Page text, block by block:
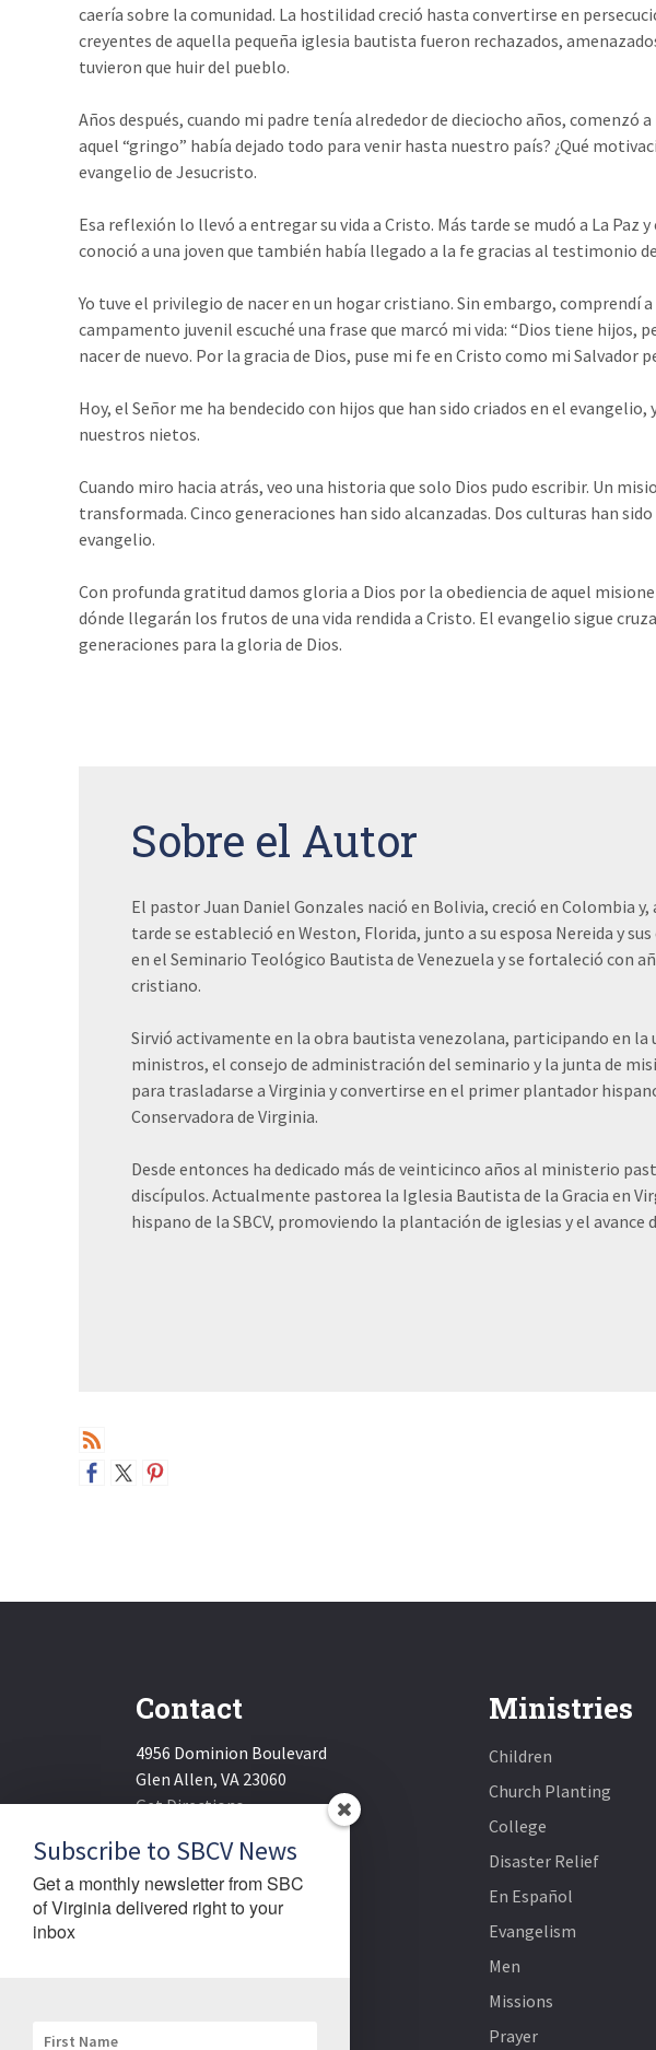
caería sobre la comunidad. La hostilidad creció hasta convertirse en
creyentes de aquella pequeña iglesia bautista fueron rechazados,
tuvieron que huir del pueblo.
Años después, cuando mi padre tenía alrededor de dieciocho años, comenzó
aquel “gringo” había dejado todo para venir hasta nuestro país? ¿Qué
evangelio de Jesucristo.
Esa reflexión lo llevó a entregar su vida a Cristo. Más tarde se mudó a La
conoció a una joven que también había llegado a la fe gracias al testimonio
Yo tuve el privilegio de nacer en un hogar cristiano. Sin embargo, comprendí
campamento juvenil escuché una frase que marcó mi vida: “Dios tiene hijos,
nacer de nuevo. Por la gracia de Dios, puse mi fe en Cristo como mi Salvador
Hoy, el Señor me ha bendecido con hijos que han sido criados en el
nuestros nietos.
Cuando miro hacia atrás, veo una historia que solo Dios pudo escribir. Un
transformada. Cinco generaciones han sido alcanzadas. Dos culturas han
evangelio.
Con profunda gratitud damos gloria a Dios por la obediencia de aquel
dónde llegarán los frutos de una vida rendida a Cristo. El evangelio sigue
generaciones para la gloria de Dios.
Sobre el Autor
El pastor Juan Daniel Gonzales nació en Bolivia, creció en Colombia
tarde se estableció en Weston, Florida, junto a su esposa Nereida y
en el Seminario Teológico Bautista de Venezuela y se fortaleció con
cristiano.
Sirvió activamente en la obra bautista venezolana, participando en la
ministros, el consejo de administración del seminario y la junta de
para trasladarse a Virginia y convertirse en el primer plantador
Conservadora de Virginia.
Desde entonces ha dedicado más de veinticinco años al ministerio
discípulos. Actualmente pastorea la Iglesia Bautista de la Gracia en
hispano de la SBCV, promoviendo la plantación de iglesias y el avance
Contact
4956 Dominion Boulevard
Glen Allen, VA 23060
Get Directions
Email:sbcv@sbcv.org
Phone: (804) 270-1848
Fax:(804) 270-1834
Ministries
Children
Church Planting
College
Disaster Relief
En Español
Evangelism
Men
Missions
Prayer
Subscribe to SBCV News
Get a monthly newsletter from SBC
of Virginia delivered right to your
inbox